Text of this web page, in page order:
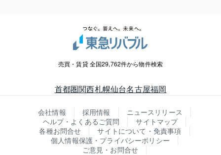
売買・賃貸 全国29,762件から物件検索
首都圏関西札幌仙台名古屋福岡
会社情報 採用情報
ニュースリリース
ヘルプ・よくあるご質問
サイトマップ
各種お問合せ
サイトについて・免責事項
個人情報保護・プライバシーポリシー
ご意見・お問合せ